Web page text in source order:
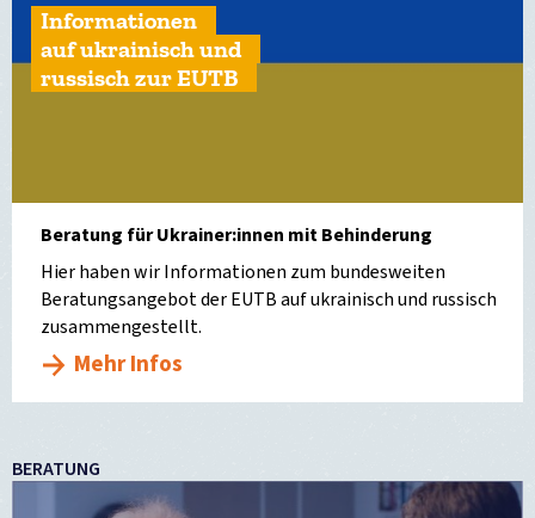
Informationen
auf ukrainisch und
russisch zur EUTB
Beratung für Ukrainer:innen mit Behinderung
Hier haben wir Informationen zum bundesweiten
Beratungsangebot der EUTB auf ukrainisch und russisch
zusammengestellt.
Mehr Infos
BERATUNG